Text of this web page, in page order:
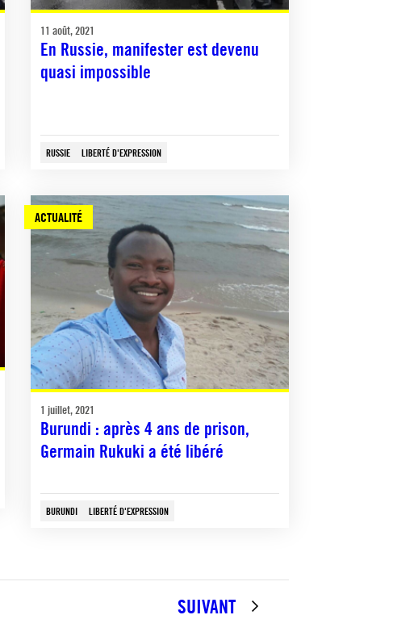
11 août, 2021
En Russie, manifester est devenu
quasi impossible
RUSSIE LIBERTÉ D'EXPRESSION
ACTUALITÉ
1 juillet, 2021
Burundi : après 4 ans de prison,
Germain Rukuki a été libéré
BURUNDI LIBERTÉ D'EXPRESSION
SUIVANT